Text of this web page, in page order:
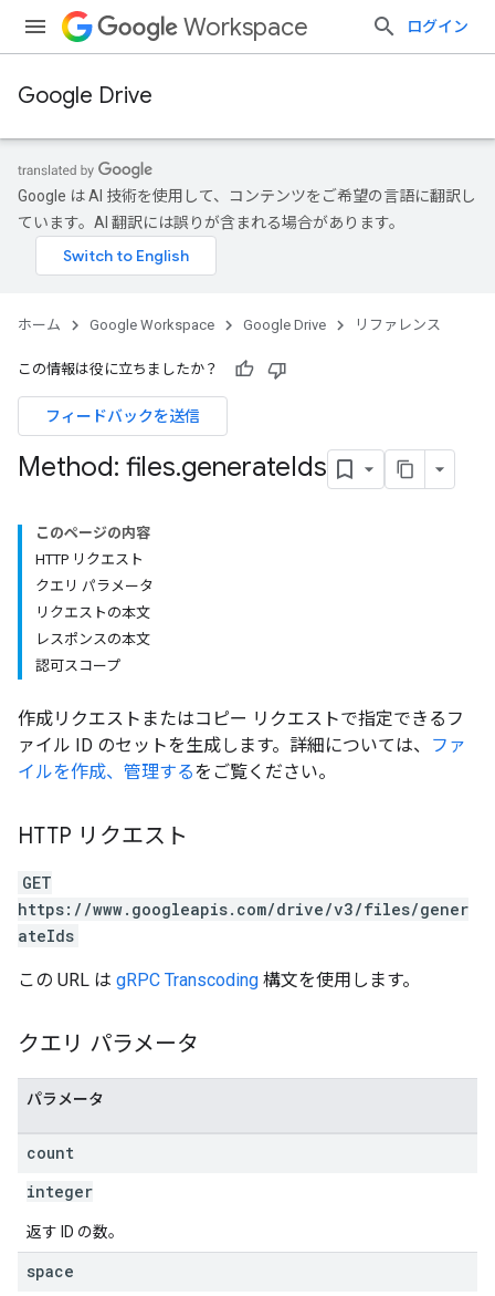
Workspace ログイン
Google Drive
Google は AI 技術を使用して、コンテンツをご希望の言語に翻訳し
ています。AI 翻訳には誤りが含まれる場合があります。
ホーム Google Workspace Google Drive リファレンス
この情報は役に立ちましたか？
フィードバックを送信
Method: files.generateIds
このページの内容
HTTP リクエスト
クエリ パラメータ
リクエストの本文
レスポンスの本文
認可スコープ
作成リクエストまたはコピー リクエストで指定できるフ
ァイル ID のセットを生成します。詳細については、
ファ
イルを作成、管理するをご覧ください。
HTTP リクエスト
GET
https://www.googleapis.com/drive/v3/files/gener
ateIds
この URL は gRPC Transcoding 構文を使用します。
クエリ パラメータ
パラメータ
count
integer
返す ID の数。
space